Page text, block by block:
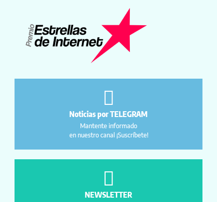
Noticias por TELEGRAM
Mantente informado
en nuestro canal ¡Suscríbete!
NEWSLETTER